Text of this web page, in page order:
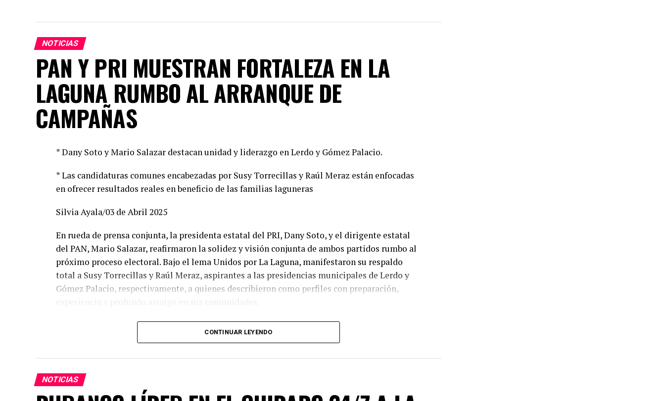
NOTICIAS
PAN Y PRI MUESTRAN FORTALEZA EN LA
LAGUNA RUMBO AL ARRANQUE DE
CAMPAÑAS
* Dany Soto y Mario Salazar destacan unidad y liderazgo en Lerdo y Gómez Palacio.
* Las candidaturas comunes encabezadas por Susy Torrecillas y Raúl Meraz están enfocadas
en ofrecer resultados reales en beneficio de las familias laguneras
Silvia Ayala/03 de Abril 2025
En rueda de prensa conjunta, la presidenta estatal del PRI, Dany Soto, y el dirigente estatal
del PAN, Mario Salazar, reafirmaron la solidez y visión conjunta de ambos partidos rumbo al
próximo proceso electoral. Bajo el lema Unidos por La Laguna, manifestaron su respaldo
total a Susy Torrecillas y Raúl Meraz, aspirantes a las presidencias municipales de Lerdo y
Gómez Palacio, respectivamente, a quienes describieron como perfiles con preparación,
Dany Soto aseguró que la alianza entre PRI y PAN no responde a cuotas, sino a la búsqueda de
seguros de que vamos con las y los mejores”, enfatizó, además agregó que este esfuerzo
común demuestra la convicción de ofrecer gobiernos confiables, integrados por mujeres y
CONTINUAR LEYENDO
NOTICIAS